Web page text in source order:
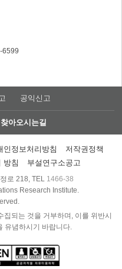
6599
공익신고
찾아오시는길
인정보처리방침
저작권정책
방침
부설연구소공고
로 218, TEL 1466-38
Research Institute.
되는 것을 거부하며, 이를 위반시
유념하시기 바랍니다.